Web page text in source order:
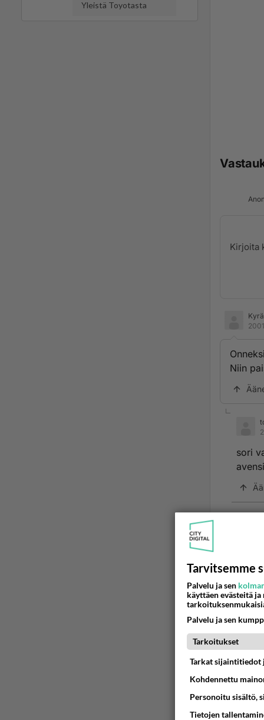
Yleistä Toyotasta
Niin
sori
06.08.2026
Tarvitsemme
Palvelu ja sen
käyttäen evästeitä
Palvelu ja sen
Tarkoitukset
Tarkat sijaintitiedot
Kohdennettu
Personoitu sisältö,
Tietojen